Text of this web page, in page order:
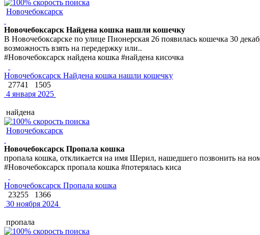
Новочебоксарск
Новочебоксарск Найдена кошка нашли кошечку
В Новочебоксарске по улице Пионерская 26 появилась кошечка 30
возможность взять на передержку или..
#Новочебоксарск найдена кошка #найдена кисочка
Новочебоксарск Найдена кошка нашли кошечку
27741
1505
4 января 2025
найдена
Новочебоксарск
Новочебоксарск Пропала кошка
пропала кошка, откликается на имя Шерил, нашедшего позвонить на
#Новочебоксарск пропала кошка #потерялась киса
Новочебоксарск Пропала кошка
23255
1366
30 ноября 2024
пропала